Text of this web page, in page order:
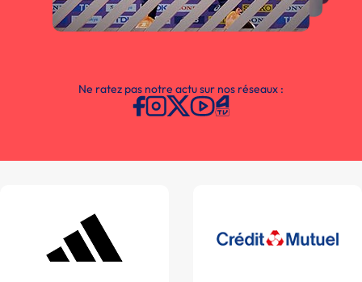
Ne ratez pas notre actu sur nos réseaux :